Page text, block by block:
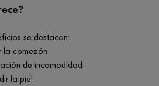
se destacan:
la comezón
de incomodidad
la piel